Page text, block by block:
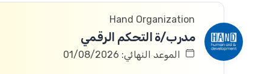
Hand Organization
مدرب/ة التحكم الرقمي
الموعد النهائي: 01/08/2026